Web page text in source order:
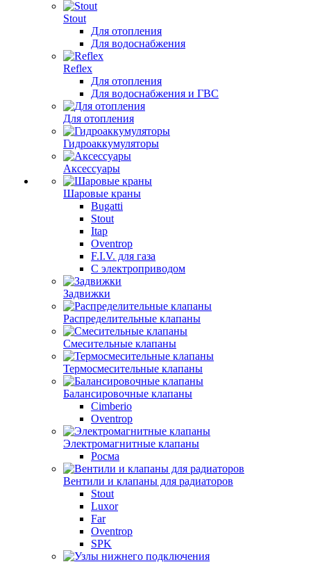
Stout
Для отопления
Для водоснабжения
Reflex
Для отопления
Для водоснабжения и ГВС
Для отопления
Гидроаккумуляторы
Аксессуары
Шаровые краны
Bugatti
Stout
Itap
Oventrop
F.I.V. для газа
С электроприводом
Задвижки
Распределительные клапаны
Cмесительные клапаны
Термосмесительные клапаны
Балансировочные клапаны
Cimberio
Oventrop
Электромагнитные клапаны
Росма
Вентили и клапаны для радиаторов
Stout
Luxor
Far
Oventrop
SPK